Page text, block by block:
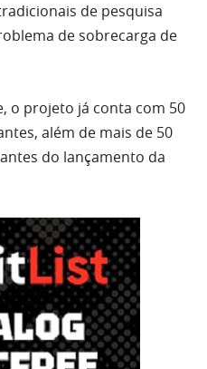
de pesquisa
de sobrecarga de
o projeto já conta com 50
além de mais de 50
do lançamento da